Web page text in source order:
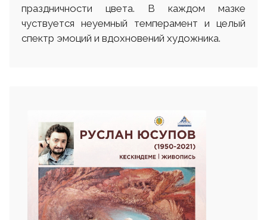
праздничности цвета. В каждом мазке
чуствуется неуемный темперамент и целый
спектр эмоций и вдохновений художника.